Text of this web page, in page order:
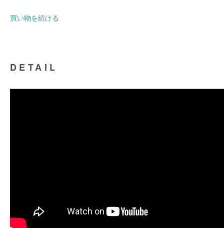
買い物を続ける
DETAIL